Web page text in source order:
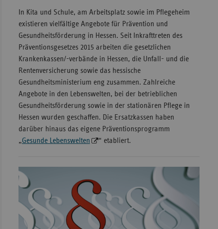
In Kita und Schule, am Arbeitsplatz sowie im Pflegeheim
existieren vielfältige Angebote für Prävention und
Gesundheitsförderung in Hessen. Seit Inkrafttreten des
Präventionsgesetzes 2015 arbeiten die gesetzlichen
Krankenkassen/-verbände in Hessen, die Unfall- und die
Rentenversicherung sowie das hessische
Gesundheitsministerium eng zusammen. Zahlreiche
Angebote in den Lebenswelten, bei der betrieblichen
Gesundheitsförderung sowie in der stationären Pflege in
Hessen wurden geschaffen. Die Ersatzkassen haben
darüber hinaus das eigene Präventionsprogramm
„Gesunde Lebenswelten “ etabliert.